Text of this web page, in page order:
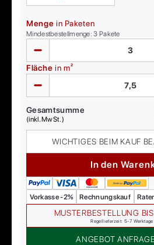
Menge in Paketen
Mindestbestellmenge:3 Pakete
Fläche in m²
Gesamtsumme
(inkl. MwSt.)
WICHTIGES BEIM KAUF
In den
Vorkasse -2% Rechnungskauf
MUSTERBESTELLUNG
Regellieferzeit: 5-7 Werktage
ANGEBOT